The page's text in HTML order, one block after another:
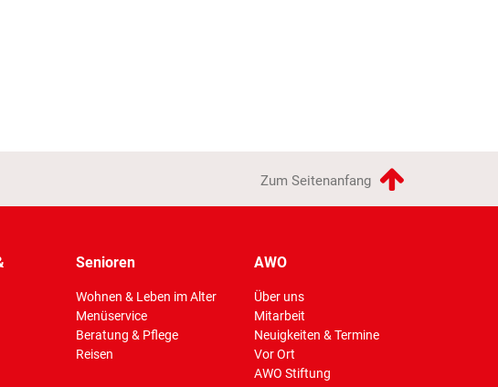
Zum Seitenanfang
Senioren
Wohnen & Leben im Alter
Menüservice
Beratung & Pflege
Reisen
AWO
Über uns
Mitarbeit
Neuigkeiten & Termine
Vor Ort
AWO Stiftung